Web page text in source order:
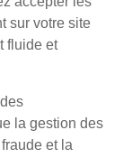
sur votre site
fluide et
la gestion des
et la